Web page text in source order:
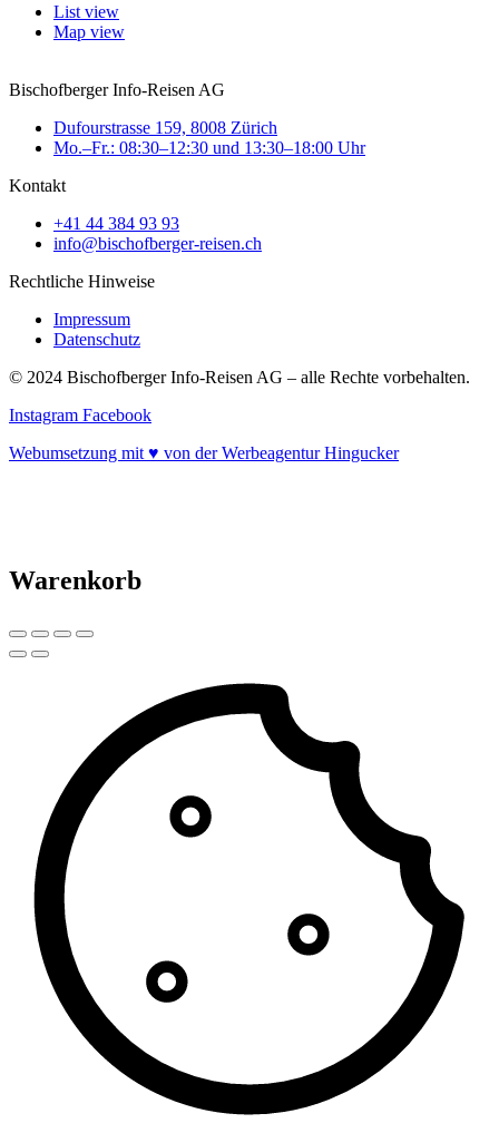
List view
Map view
Bischofberger Info-Reisen AG
Dufourstrasse 159, 8008 Zürich
Mo.–Fr.: 08:30–12:30 und 13:30–18:00 Uhr
Kontakt
+41 44 384 93 93
info@bischofberger-reisen.ch
Rechtliche Hinweise
Impressum
Datenschutz
© 2024 Bischofberger Info-Reisen AG – alle Rechte vorbehalten.
Instagram Facebook
Webumsetzung mit ♥ von der Werbeagentur Hingucker
Warenkorb